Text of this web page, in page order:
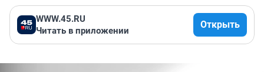
WWW.45.RU
Читать в приложении
Открыть